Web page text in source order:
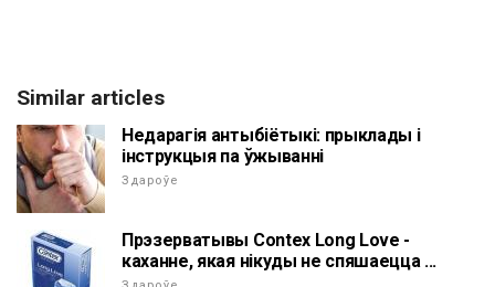
Similar articles
Недарагія антыбіётыкі: прыклады і
інструкцыя па ўжыванні
Здароўе
Прэзерватывы Contex Long Love -
каханне, якая нікуды не спяшаецца ...